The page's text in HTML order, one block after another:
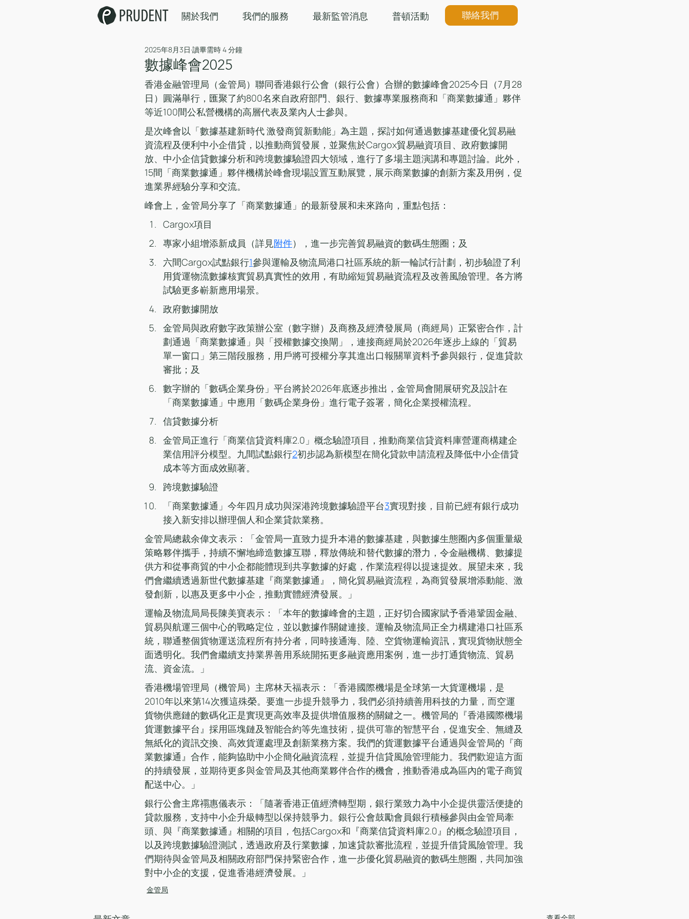
關於我們 我們的服務 最新監管消息 普頓活動 聯絡我們
數據峰會2025
2025年8月3日 讀畢需時 4 分鐘
香港金融管理局（金管局）聯同香港銀行公會（銀行公會）合辦的數據峰會2025今日（7月28
日）圓滿舉行，匯聚了約800名來自政府部門、銀行、數據專業服務商和「商業數據通」夥伴
等近100間公私營機構的高層代表及業內人士參與。
是次峰會以「數據基建新時代 激發商貿新動能」為主題，探討如何通過數據基建優化貿易融
資流程及便利中小企借貸，以推動商貿發展，並聚焦於Cargox貿易融資項目、政府數據開
放、中小企信貸數據分析和跨境數據驗證四大領域，進行了多場主題演講和專題討論。此外，
15間「商業數據通」夥伴機構於峰會現場設置互動展覽，展示商業數據的創新方案及用例，促
進業界經驗分享和交流。
峰會上，金管局分享了「商業數據通」的最新發展和未來路向，重點包括：
Cargox項目
專家小組增添新成員（詳見附件），進一步完善貿易融資的數碼生態圈；及
六間Cargox試點銀行1參與運輸及物流局港口社區系統的新一輪試行計劃，初步驗證了利
用貨運物流數據核實貿易真實性的效用，有助縮短貿易融資流程及改善風險管理。各方將
試驗更多嶄新應用場景。
政府數據開放
金管局與政府數字政策辦公室（數字辦）及商務及經濟發展局（商經局）正緊密合作，計
劃通過「商業數據通」與「授權數據交換閘」，連接商經局於2026年逐步上線的「貿易
單一窗口」第三階段服務，用戶將可授權分享其進出口報關單資料予參與銀行，促進貸款
審批；及
數字辦的「數碼企業身份」平台將於2026年底逐步推出，金管局會開展研究及設計在
「商業數據通」中應用「數碼企業身份」進行電子簽署，簡化企業授權流程。
信貸數據分析
金管局正進行「商業信貸資料庫2.0」概念驗證項目，推動商業信貸資料庫營運商構建企
業信用評分模型。九間試點銀行2初步認為新模型在簡化貸款申請流程及降低中小企借貸
成本等方面成效顯著。
跨境數據驗證
「商業數據通」今年四月成功與深港跨境數據驗證平台3實現對接，目前已經有銀行成功
接入新安排以辦理個人和企業貸款業務。
金管局總裁余偉文表示：「金管局一直致力提升本港的數據基建，與數據生態圈內多個重量級
策略夥伴攜手，持續不懈地締造數據互聯，釋放傳統和替代數據的潛力，令金融機構、數據提
供方和從事商貿的中小企都能體現到共享數據的好處，作業流程得以提速提效。展望未來，我
們會繼續透過新世代數據基建『商業數據通』，簡化貿易融資流程，為商貿發展增添動能、激
發創新，以惠及更多中小企，推動實體經濟發展。」
運輸及物流局局長陳美寶表示：「本年的數據峰會的主題，正好切合國家賦予香港鞏固金融、
貿易與航運三個中心的戰略定位，並以數據作關鍵連接。運輸及物流局正全力構建港口社區系
統，聯通整個貨物運送流程所有持分者，同時接通海、陸、空貨物運輸資訊，實現貨物狀態全
面透明化。我們會繼續支持業界善用系統開拓更多融資應用案例，進一步打通貨物流、貿易
流、資金流。」
香港機場管理局（機管局）主席林天福表示：「香港國際機場是全球第一大貨運機場，是
2010年以來第14次獲這殊榮。要進一步提升競爭力，我們必須持續善用科技的力量，而空運
貨物供應鏈的數碼化正是實現更高效率及提供增值服務的關鍵之一。機管局的『香港國際機場
貨運數據平台』採用區塊鏈及智能合約等先進技術，提供可靠的智慧平台，促進安全、無縫及
無紙化的資訊交換、高效貨運處理及創新業務方案。我們的貨運數據平台通過與金管局的『商
業數據通』合作，能夠協助中小企簡化融資流程，並提升信貸風險管理能力。我們歡迎這方面
的持續發展，並期待更多與金管局及其他商業夥伴合作的機會，推動香港成為區內的電子商貿
配送中心。」
銀行公會主席禤惠儀表示：「隨著香港正值經濟轉型期，銀行業致力為中小企提供靈活便捷的
貸款服務，支持中小企升級轉型以保持競爭力。銀行公會鼓勵會員銀行積極參與由金管局牽
頭、與『商業數據通』相關的項目，包括Cargox和『商業信貸資料庫2.0』的概念驗證項目，
以及跨境數據驗證測試，透過政府及行業數據，加速貸款審批流程，並提升借貸風險管理。我
們期待與金管局及相關政府部門保持緊密合作，進一步優化貿易融資的數碼生態圈，共同加強
對中小企的支援，促進香港經濟發展。」
金管局